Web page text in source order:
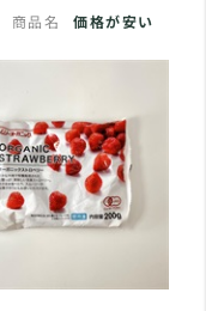
商品名 価格が安い